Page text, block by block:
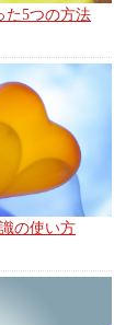
た5つの方法
の使い方